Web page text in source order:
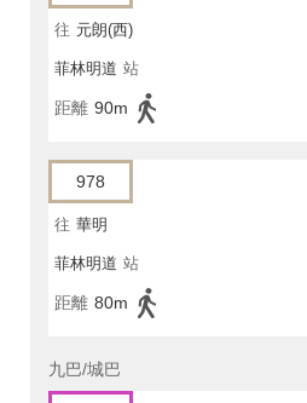
往 元朗(西)
菲林明道 站
距離 90m
978
往 華明
菲林明道 站
距離 80m
九巴/城巴